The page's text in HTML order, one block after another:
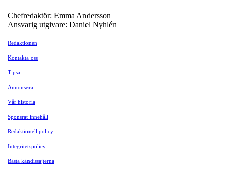
Chefredaktör: Emma Andersson
Ansvarig utgivare: Daniel Nyhlén
Redaktionen
Kontakta oss
Tipsa
Annonsera
Vår historia
Sponsrat innehåll
Redaktionell policy
Integritetspolicy
Bästa kändissajterna